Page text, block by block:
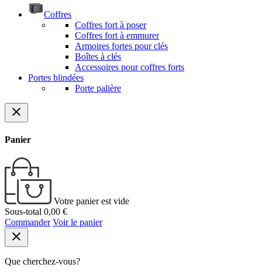
Coffres
Coffres fort à poser
Coffres fort à emmurer
Armoires fortes pour clés
Boîtes à clés
Accessoires pour coffres forts
Portes blindées
Porte palière
close
Panier
Votre panier est vide
Sous-total 0,00 €
Commander Voir le panier
close
Que cherchez-vous?